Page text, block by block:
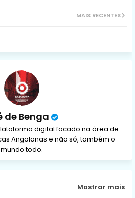
ap
MAIS RECENTES
de Benga
digital focado na área de
Angolanas e não só, também o
mundo todo.
Mostrar mais